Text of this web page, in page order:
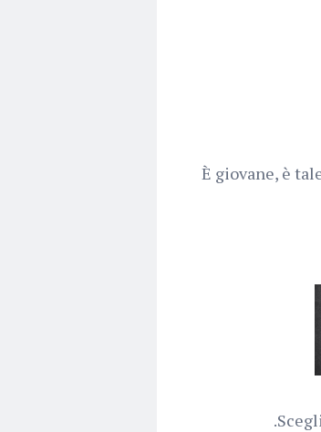
È giovane, è
.